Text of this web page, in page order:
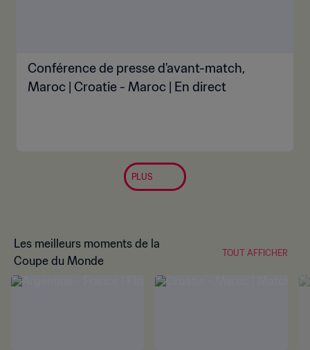
Conférence de presse d'avant-match,
Maroc | Croatie - Maroc | En direct
PLUS
Les meilleurs moments de la
Coupe du Monde
TOUT AFFICHER